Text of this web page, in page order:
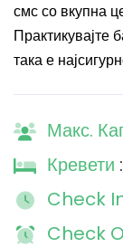
смс со вкупна
Практикувајте
така е
Макс.
Кревети
Check
Check